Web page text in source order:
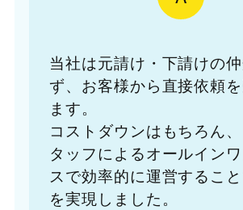
当社は元請け・下請けの
ず、お客様から直接依頼
ます。
コストダウンはもちろん、
タッフによるオールイン
スで効率的に運営するこ
を実現しました。